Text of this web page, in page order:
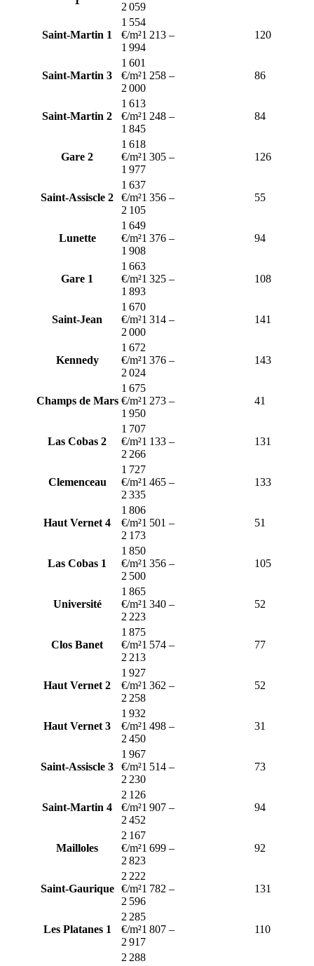
2 059
Saint-Martin 1
1 554
€/m²1 213 –
1 994
120
Saint-Martin 3
1 601
€/m²1 258 –
2 000
86
Saint-Martin 2
1 613
€/m²1 248 –
1 845
84
Gare 2
1 618
€/m²1 305 –
1 977
126
Saint-Assiscle 2
1 637
€/m²1 356 –
2 105
55
Lunette
1 649
€/m²1 376 –
1 908
94
Gare 1
1 663
€/m²1 325 –
1 893
108
Saint-Jean
1 670
€/m²1 314 –
2 000
141
Kennedy
1 672
€/m²1 376 –
2 024
143
Champs de Mars
1 675
€/m²1 273 –
1 950
41
Las Cobas 2
1 707
€/m²1 133 –
2 266
131
Clemenceau
1 727
€/m²1 465 –
2 335
133
Haut Vernet 4
1 806
€/m²1 501 –
2 173
51
Las Cobas 1
1 850
€/m²1 356 –
2 500
105
Université
1 865
€/m²1 340 –
2 223
52
Clos Banet
1 875
€/m²1 574 –
2 213
77
Haut Vernet 2
1 927
€/m²1 362 –
2 258
52
Haut Vernet 3
1 932
€/m²1 498 –
2 450
31
Saint-Assiscle 3
1 967
€/m²1 514 –
2 230
73
Saint-Martin 4
2 126
€/m²1 907 –
2 452
94
Mailloles
2 167
€/m²1 699 –
2 823
92
Saint-Gaurique
2 222
€/m²1 782 –
2 596
131
Les Platanes 1
2 285
€/m²1 807 –
2 917
110
2 288